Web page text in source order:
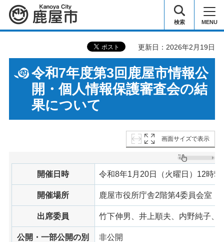
鹿屋市 検索 MENU
更新日：2026年2月19日
令和7年度第3回鹿屋市情報公
開・個人情報保護審査会の結
果について
画面サイズで表示
開催日時 令和8年1月20日（火曜日）12時
開催場所 鹿屋市役所庁舎2階第4委員会室
出席委員 竹下伸男、井上順夫、内野純子、
公開・一部公開の別 非公開